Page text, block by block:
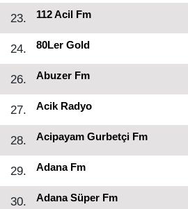
23. 112 Acil Fm
24. 80Ler Gold
26. Abuzer Fm
27. Acik Radyo
28. Acipayam Gurbetçi Fm
29. Adana Fm
30. Adana Süper Fm